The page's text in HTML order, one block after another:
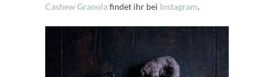
Cashew Granolafindet ihr bei Instagram.